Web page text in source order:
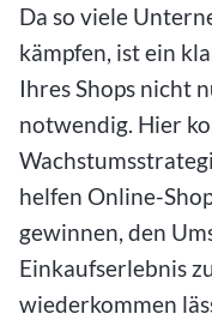
Da so viele
kämpfen, ist ein
Ihres Shops nicht
notwendig. Hier
helfen Online-
gewinnen, den
Einkaufserlebnis
wiederkommen